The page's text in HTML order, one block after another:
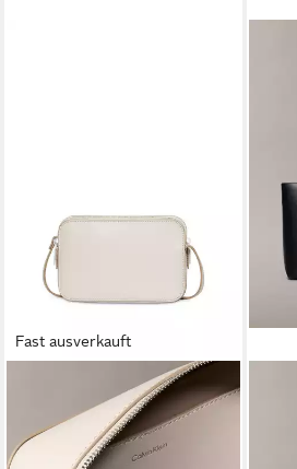
Fast ausverkauft
Mini Bag FOIL LOGO
ELONGATED CAMERA BAG,
Schultertasche, kleine Damen-